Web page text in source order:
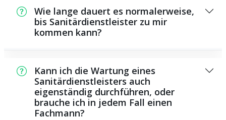
Wie lange dauert es normalerweise,
bis Sanitärdienstleister zu mir
kommen kann?
Ihnen vor Ort sein. Das hängt unter anderem
von der Auftragslage zu dem Zeitpunkt ab
sowie von der Verkehrslage und der
Entfernung zu Ihnen.
Kann ich die Wartung eines
Sanitärdienstleisters auch
eigenständig durchführen, oder
brauche ich in jedem Fall einen
Fachmann?